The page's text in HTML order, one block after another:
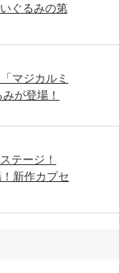
ぐるみの第
マジカルミ
が登場！
テージ！
新作カプセ